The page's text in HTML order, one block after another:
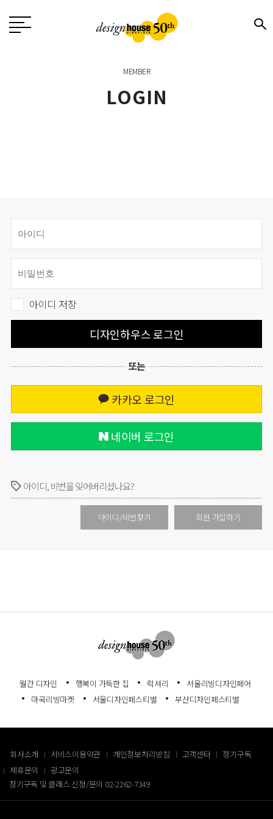
MEMBER
LOGIN
아이디 저장
디자인하우스 로그인
또는
카카오 로그인
네이버 로그인
아이디, 비번을 잊어버리셨나요?
회원 가입하기
아이디/비번찾기
월간 디자인 행복이 가득한 집 럭셔리
서울리빙디자인페어
마곡리빙마켓
서울디자인페스티벌 부산디자인페스티벌
회사소개 서비스이용약관 개인정보처리방침 고객센터
정기구독
제휴문의
광고문의
정기구독 및 클래스 신청/문의 02-2262-7349